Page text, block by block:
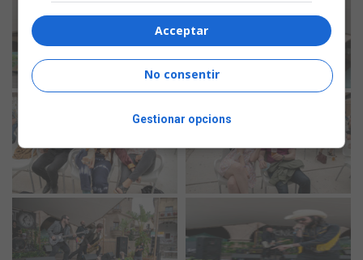
Acceptar
No consentir
Gestionar opcions